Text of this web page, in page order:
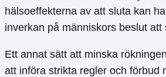
hälsoeffekterna av att sluta kan
inverkan på människors beslut att
Ett annat sätt att minska
att införa strikta regler och förbud